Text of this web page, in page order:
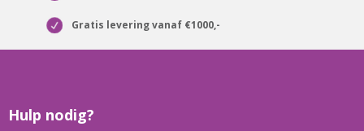
Gratis levering vanaf €1000,-
Hulp nodig?